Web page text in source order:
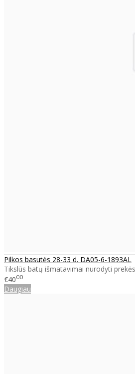
Pilkos basutės 28-33 d. DA05-6-1893AL
Tikslūs batų išmatavimai nurodyti
€4000
Daugiau